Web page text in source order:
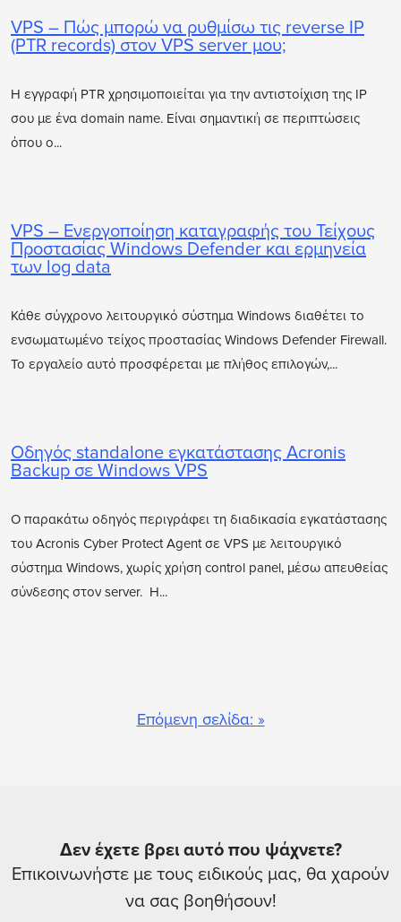
VPS – Πώς μπορώ να ρυθμίσω τις reverse IP
(PTR records) στον VPS server μου;
Η εγγραφή PTR χρησιμοποιείται για την αντιστοίχιση της IP
σου με ένα domain name. Είναι σημαντική σε περιπτώσεις
όπου ο...
VPS – Ενεργοποίηση καταγραφής του Τείχους
Προστασίας Windows Defender και ερμηνεία
των log data
Κάθε σύγχρονο λειτουργικό σύστημα Windows διαθέτει το
ενσωματωμένο τείχος προστασίας Windows Defender Firewall.
Το εργαλείο αυτό προσφέρεται με πλήθος επιλογών,...
Οδηγός standalone εγκατάστασης Acronis
Backup σε Windows VPS
Ο παρακάτω οδηγός περιγράφει τη διαδικασία εγκατάστασης
του Acronis Cyber Protect Agent σε VPS με λειτουργικό
σύστημα Windows, χωρίς χρήση control panel, μέσω απευθείας
σύνδεσης στον server. Η...
Επόμενη σελίδα: »
Δεν έχετε βρει αυτό που ψάχνετε?
Επικοινωνήστε με τους ειδικούς μας, θα χαρούν
να σας βοηθήσουν!